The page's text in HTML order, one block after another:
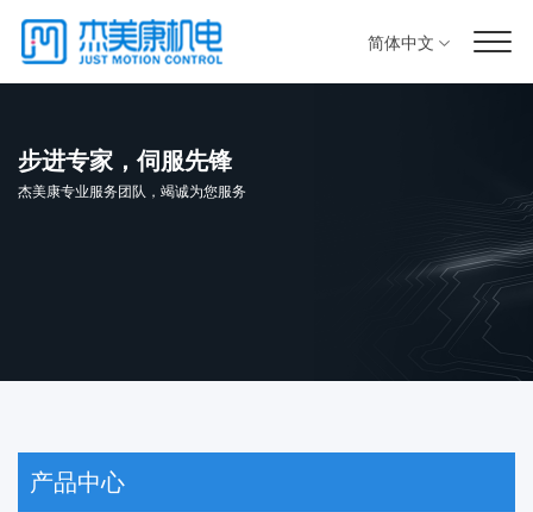
简体中文
步进专家，伺服先锋
杰美康专业服务团队，竭诚为您服务
产品中心